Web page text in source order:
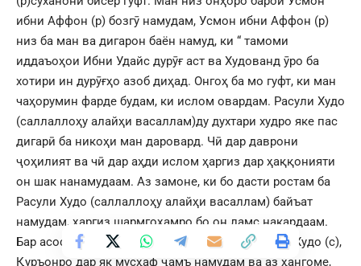
ибни Аффон (р) бозгӯ намудам, Усмон ибни Аффон (р)
низ ба ман ва дигарон баён намуд, ки “ тамоми
иддаъоҳои Ибни Удайс дурӯғ аст ва Худованд ӯро ба
хотири ин дурӯғҳо азоб диҳад. Онгоҳ ба мо гуфт, ки ман
чаҳорумин фарде будам, ки ислом овардам. Расули Худо
(саллаллоҳу алайҳи васаллам)ду духтари худро яке пас
дигарӣ ба никоҳи ман даровард. Чӣ дар даврони
ҷоҳилият ва чӣ дар аҳди ислом ҳаргиз дар ҳаққонияти
он шак нанамудаам. Аз замоне, ки бо дасти ростам ба
Расули Худо (саллаллоҳу алайҳи васаллам) байъат
намудам, ҳаргиз шармгоҳамро бо он ламс накардаам.
Бар асоси нусхаҳои муътабари даврони Расули Худо (с),
Қуръонро дар як мусҳаф ҷамъ намудам ва аз ҳангоме,